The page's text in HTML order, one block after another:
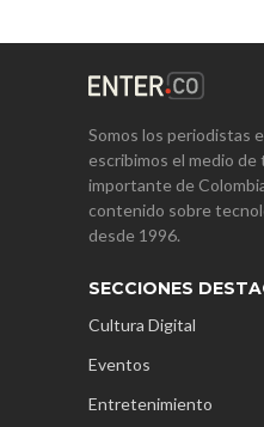
Somos los periodistas
escribimos el medio de
importante de
contenido sobre
desde 1996.
SECCIONES
Cultura Digital
Eventos
Entretenimiento